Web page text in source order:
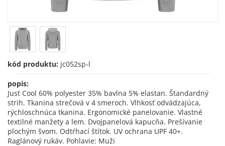
kód produktu: jc052sp-l
popis:
Just Cool 60% polyester 35% bavlna 5% elastan. Štandardný
strih. Tkanina strečová v 4 smeroch. Vlhkosť odvádzajúca,
rýchloschnúca tkanina. Ergonomické panelovanie. Vlastné
textilné manžety a lem. Dvojpanelová kapucňa. Prešívanie
plochým švom. Odtŕhací štítok. UV ochrana UPF 40+.
Raglánový rukáv. Pohlavie: Muži